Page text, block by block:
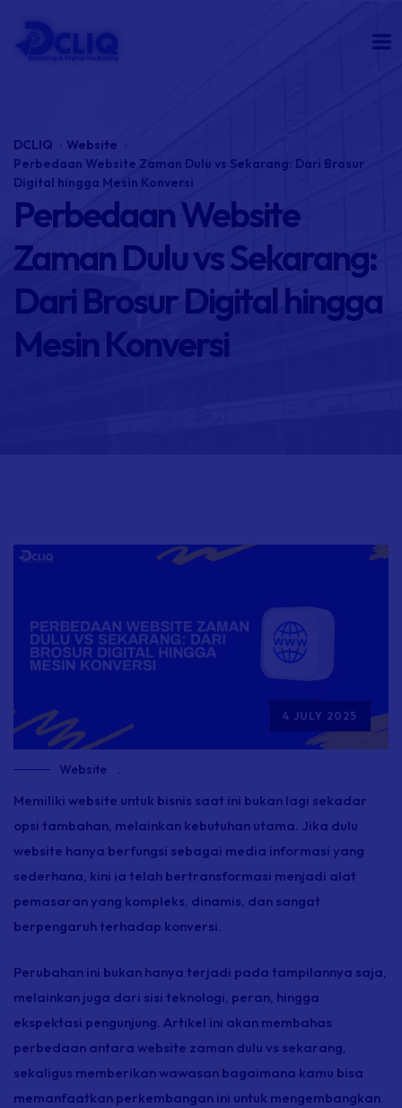
DCLIQ
Website
Perbedaan Website Zaman Dulu vs Sekarang: Dari Brosur
Digital hingga Mesin Konversi
Perbedaan Website
Zaman Dulu vs Sekarang:
Dari Brosur Digital hingga
Mesin Konversi
4 JULY 2025
Website .
Memiliki website untuk bisnis saat ini bukan lagi sekadar
opsi tambahan, melainkan kebutuhan utama. Jika dulu
website hanya berfungsi sebagai media informasi yang
sederhana, kini ia telah bertransformasi menjadi alat
pemasaran yang kompleks, dinamis, dan sangat
berpengaruh terhadap konversi.
Perubahan ini bukan hanya terjadi pada tampilannya saja,
melainkan juga dari sisi teknologi, peran, hingga
ekspektasi pengunjung. Artikel ini akan membahas
perbedaan antara website zaman dulu vs sekarang,
sekaligus memberikan wawasan bagaimana kamu bisa
memanfaatkan perkembangan ini untuk mengembangkan